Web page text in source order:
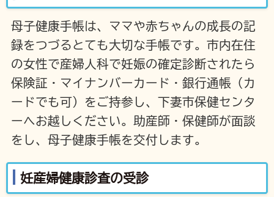
母子健康手帳は、ママや赤ちゃんの成長の記
録をつづるとても大切な手帳です。市内在住
の女性で産婦人科で妊娠の確定診断されたら
保険証・マイナンバーカード・銀行通帳（カ
ードでも可）をご持参し、下妻市保健センタ
ーへお越しください。助産師・保健師が面談
をし、母子健康手帳を交付します。
妊産婦健康診査の受診